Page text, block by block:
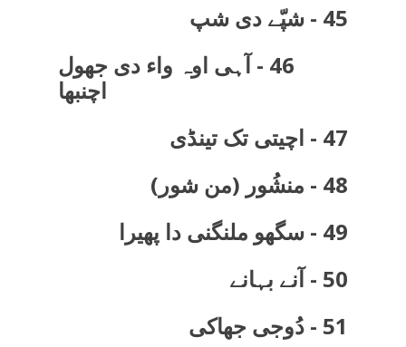
51 - دُوجی جھاکی
50 - آنے بہانے
49 - سگھو ملنگنی دا پھیرا
48 - منشُور (من شور)
47 - اچیتی تک تینڈی
46 - آہی اوہ واء دی جھول
اچنبھا
45 - شپّے دی شپ